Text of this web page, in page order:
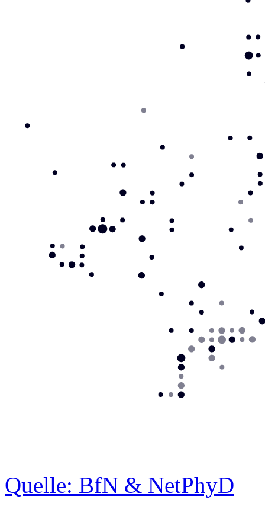
Quelle: BfN & NetPhyD